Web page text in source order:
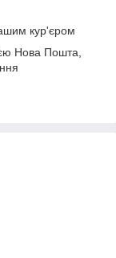
кур'єром
Нова Пошта,